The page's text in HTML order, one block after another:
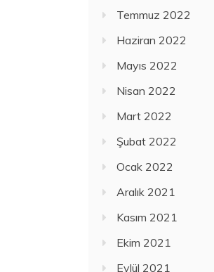
Temmuz 2022
Haziran 2022
Mayıs 2022
Nisan 2022
Mart 2022
Şubat 2022
Ocak 2022
Aralık 2021
Kasım 2021
Ekim 2021
Eylül 2021